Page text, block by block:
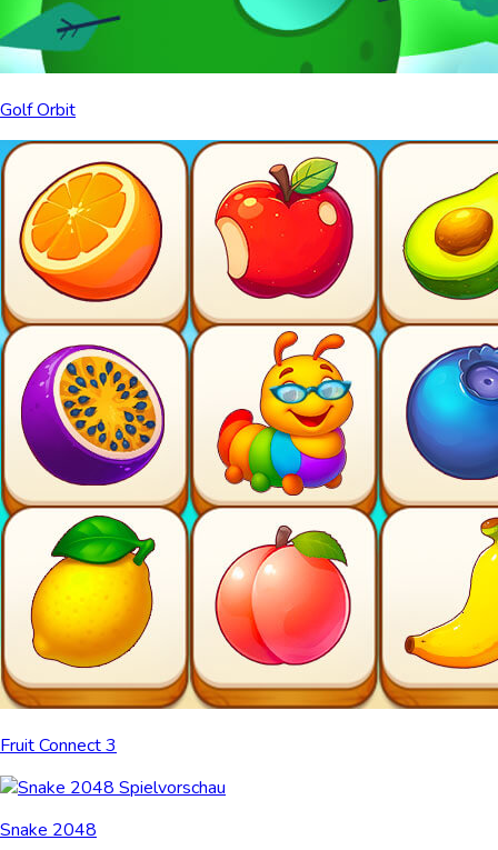
Golf Orbit
Fruit Connect 3
Snake 2048